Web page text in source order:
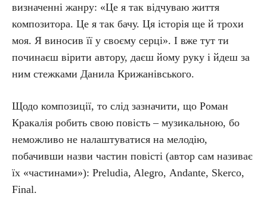
визначенні жанру: «Це я так відчуваю життя
композитора. Це я так бачу. Ця історія ще й трохи
моя. Я виносив її у своєму серці». І вже тут ти
починаєш вірити автору, даєш йому руку і йдеш за
ним стежками Данила Крижанівського.
Щодо композиції, то слід зазначити, що Роман
Кракалія робить свою повість – музикальною, бо
неможливо не налаштуватися на мелодію,
побачивши назви частин повісті (автор сам називає
їх «частинами»): Preludia, Alegro, Аndante, Skerco,
Final.